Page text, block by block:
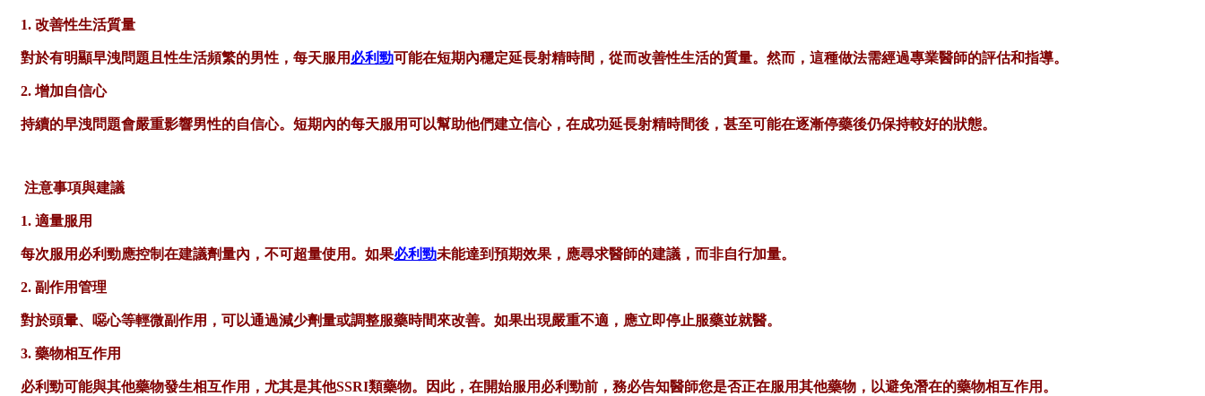
1. 改善性生活質量
對於有明顯早洩問題且性生活頻繁的男性，每天服用 必利勁可能在短期內穩定延長射精時間，從而改善性生活的質量。然而，這種做法需經過專業醫師的評估和指導。
2. 增加自信心
持續的早洩問題會嚴重影響男性的自信心。短期內的每天服用可以幫助他們建立信心，在成功延長射精時間後，甚至可能在逐漸停藥後仍保持較好的狀態。
注意事項與建議
1. 適量服用
每次服用必利勁應控制在建議劑量內，不可超量使用。如果必利勁未能達到預期效果，應尋求醫師的建議，而非自行加量。
2. 副作用管理
對於頭暈、噁心等輕微副作用，可以通過減少劑量或調整服藥時間來改善。如果出現嚴重不適，應立即停止服藥並就醫。
3. 藥物相互作用
必利勁可能與其他藥物發生相互作用，尤其是其他SSRI類藥物。因此，在開始服用必利勁前，務必告知醫師您是否正在服用其他藥物，以避免潛在的藥物相互作用。